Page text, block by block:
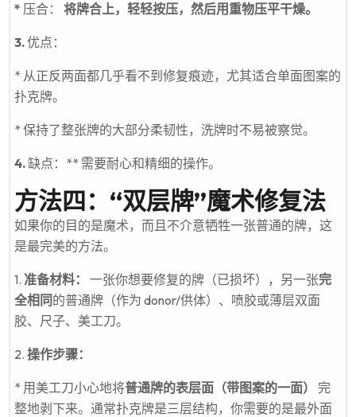
* 压合： 将牌合上，轻轻按压，然后用重物压平干燥。
3.优点：
* 从正反两面都几乎看不到修复痕迹，尤其适合单面图案的
扑克牌。
* 保持了整张牌的大部分柔韧性，洗牌时不易被察觉。
4.缺点：** 需要耐心和精细的操作。
方法四：“双层牌”魔术修复法
如果你的目的是魔术，而且不介意牺牲一张普通的牌，这
是最完美的方法。
1. 准备材料： 一张你想要修复的牌（已损坏），另一张完
全相同的普通牌（作为 donor/供体）、喷胶或薄层双面
胶、尺子、美工刀。
2. 操作步骤：
* 用美工刀小心地将普通牌的表层面（带图案的一面）
完
整地剥下来。通常扑克牌是三层结构，你需要的是最外面